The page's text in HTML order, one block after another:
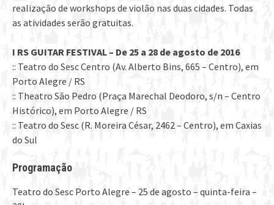
realização de workshops de violão nas duas cidades. Todas
as atividades serão gratuitas.
I RS GUITAR FESTIVAL – De 25 a 28 de agosto de 2016
:: Teatro do Sesc Centro (Av. Alberto Bins, 665 – Centro), em
Porto Alegre / RS
:: Theatro São Pedro (Praça Marechal Deodoro, s/n – Centro
Histórico), em Porto Alegre / RS
:: Teatro do Sesc (R. Moreira César, 2462 – Centro), em Caxias
do Sul
Programação
Teatro do Sesc Porto Alegre – 25 de agosto – quinta-feira –